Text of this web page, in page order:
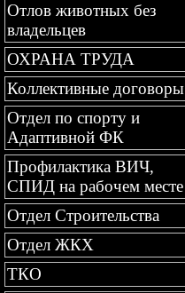
Отлов животных без
владельцев
ОХРАНА ТРУДА
Коллективные договоры
Отдел по спорту и
Адаптивной ФК
Профилактика ВИЧ,
СПИД на рабочем месте
Отдел Строительства
Отдел ЖКХ
ТКО